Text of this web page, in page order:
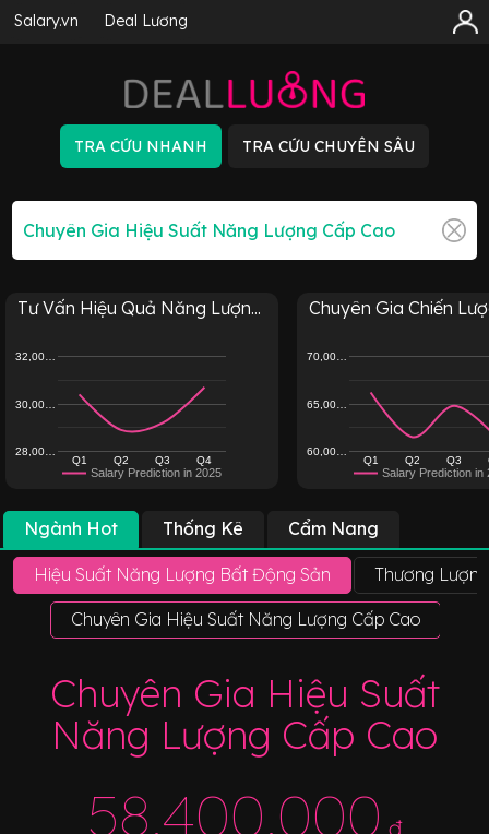
Salary.vn Deal Lương
Tư Vấn Hiệu Quả Năng Lượn...
Salary Prediction in 2025
Q1 Q2 Q3 Q4
28,00…
30,00…
32,00…
Chuyên Gia Chiến
Salary Prediction in
Q1 Q2 Q3
60,00…
65,00…
70,00…
Ngành Hot Thống Kê Cẩm Nang
Hiệu Suất Năng Lượng Bất Động Sản Thương
Chuyên Gia Hiệu Suất Năng Lượng Cấp Cao
Chuyên Gia Hiệu Suất
Năng Lượng Cấp Cao
58.400.000 đ